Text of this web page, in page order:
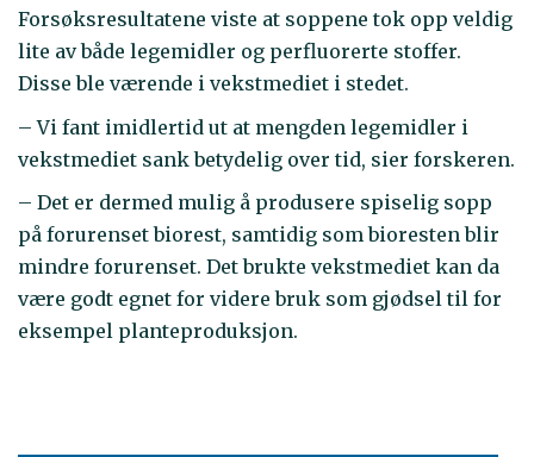
Forsøksresultatene viste at soppene tok opp veldig
lite av både legemidler og perfluorerte stoffer.
Disse ble værende i vekstmediet i stedet.
– Vi fant imidlertid ut at mengden legemidler i
vekstmediet sank betydelig over tid, sier forskeren.
– Det er dermed mulig å produsere spiselig sopp
på forurenset biorest, samtidig som bioresten blir
mindre forurenset. Det brukte vekstmediet kan da
være godt egnet for videre bruk som gjødsel til for
eksempel planteproduksjon.